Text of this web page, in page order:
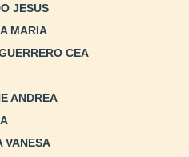
JESUS
MARIA
CEA
ANDREA
VANESA